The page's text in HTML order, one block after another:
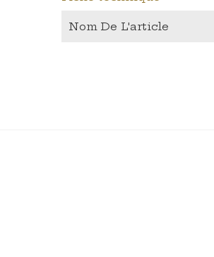
Nom De L'article